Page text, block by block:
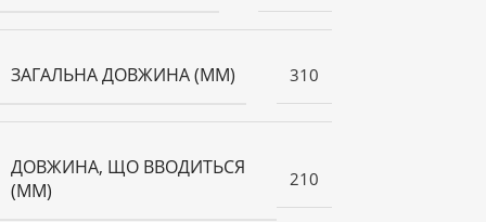
ЗАГАЛЬНА ДОВЖИНА (ММ) 310
ДОВЖИНА, ЩО ВВОДИТЬСЯ
(ММ)
210